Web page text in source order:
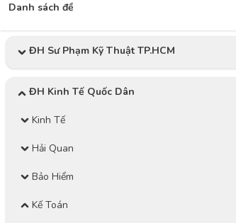
Danh sách đề
ĐH Sư Phạm Kỹ Thuật TP.HCM
ĐH Kinh Tế Quốc Dân
Kinh Tế
Hải Quan
Bảo Hiểm
Kế Toán